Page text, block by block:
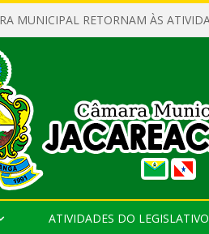
ATIVIDADES DO LEGISLATIVO